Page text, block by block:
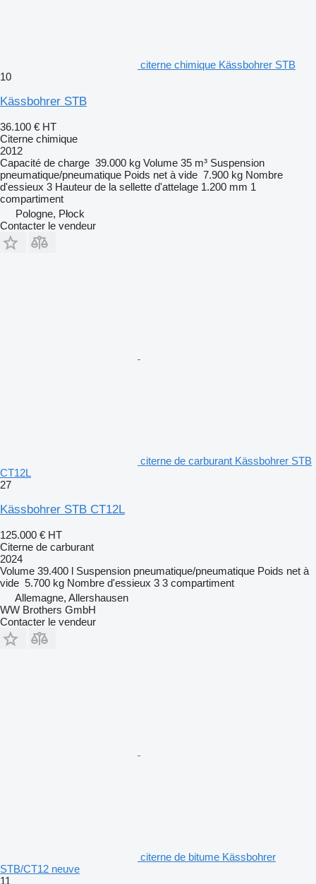
citerne chimique Kässbohrer STB
10
Kässbohrer STB
36.100 € HT
Citerne chimique
2012
Capacité de charge 39.000 kg Volume 35 m³ Suspension
pneumatique/pneumatique Poids net à vide 7.900 kg Nombre
d'essieux 3 Hauteur de la sellette d'attelage 1.200 mm 1
compartiment
Pologne, Płock
Contacter le vendeur
citerne de carburant Kässbohrer STB
CT12L
27
Kässbohrer STB CT12L
125.000 € HT
Citerne de carburant
2024
Volume 39.400 l Suspension pneumatique/pneumatique Poids net à
vide 5.700 kg Nombre d'essieux 3 3 compartiment
Allemagne, Allershausen
WW Brothers GmbH
Contacter le vendeur
citerne de bitume Kässbohrer
STB/CT12 neuve
11